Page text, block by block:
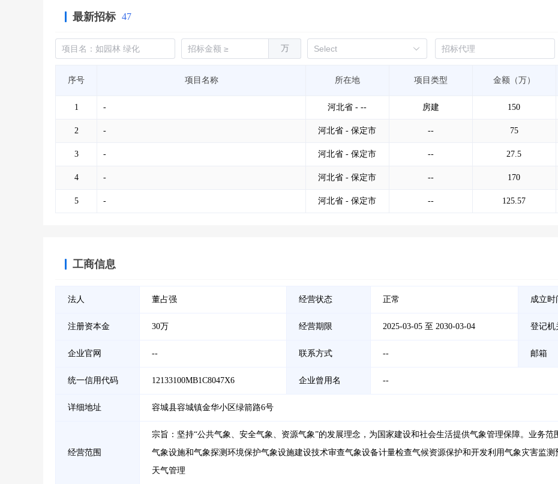
最新招标 47
万
序号 项目名称 所在地 项目类型 金额（万）
1 - 河北省 - -- 房建 150
2 - 河北省 - 保定市 -- 75
3 - 河北省 - 保定市 -- 27.5
4 - 河北省 - 保定市 -- 170
5 - 河北省 - 保定市 -- 125.57
工商信息
法人 董占强 经营状态 正常 成立时
注册资本金 30万 经营期限 2025-03-05 至 2030-03-04 登记机
企业官网 -- 联系方式 -- 邮箱
统一信用代码 12133100MB1C8047X6 企业曾用名 --
详细地址 容城县容城镇金华小区绿箭路6号
经营范围
宗旨：坚持“公共气象、安全气象、资源气象”的发展理念，为国家建设和社会生活提供气象管理保障。业务
气象设施和气象探测环境保护气象设施建设技术审查气象设备计量检查气候资源保护和开发利用气象灾害监
天气管理